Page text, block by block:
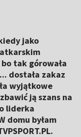
jako
tak górowała
dostała zakaz
wyjątkowe
ją szans na
liderka
domu byłam